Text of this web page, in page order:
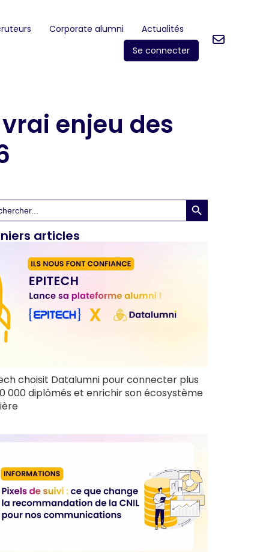
Corporate alumni
Actualités
Se connecter
enjeu des
Search Button
articles
choisit Datalumni pour connecter plus
000 diplômés et enrichir son écosystème